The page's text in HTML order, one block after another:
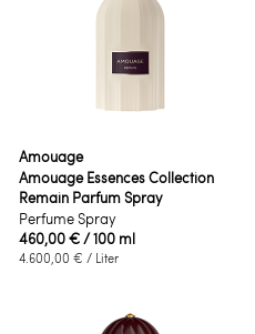
Amouage
Amouage Essences Collection
Remain Parfum Spray
Perfume Spray
460,00 €/ 100 ml
4.600,00 € / Liter